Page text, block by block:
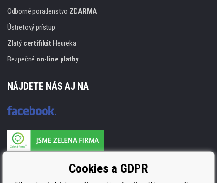
Odborné poradenstvo ZDARMA
Ústretový prístup
Zlatý certifikát Heureka
Bezpečné on-line platby
NÁJDETE NÁS AJ NA
ISO 9001, ISO 14001 a STMC.Cookies a GDPR